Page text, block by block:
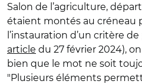
Salon de l’agriculture,
étaient montés au créneau
l’instauration d’un critère
article du 27 février 2024),
bien que le mot ne soit
"Plusieurs éléments